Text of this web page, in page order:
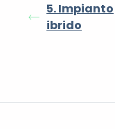
5. Impianto
ibrido